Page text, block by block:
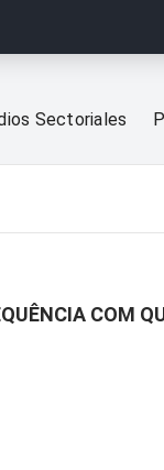
Sectoriales
COM